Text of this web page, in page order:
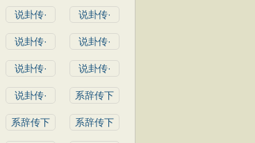
说卦传· 说卦传·
说卦传· 说卦传·
说卦传· 说卦传·
说卦传· 系辞传下
系辞传下 系辞传下